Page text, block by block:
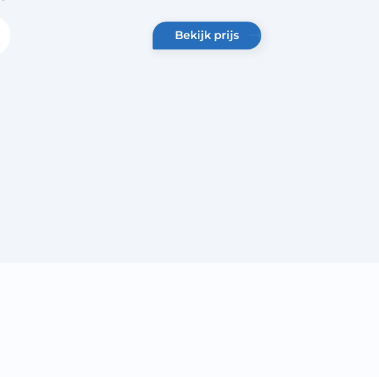
bekijk prijs